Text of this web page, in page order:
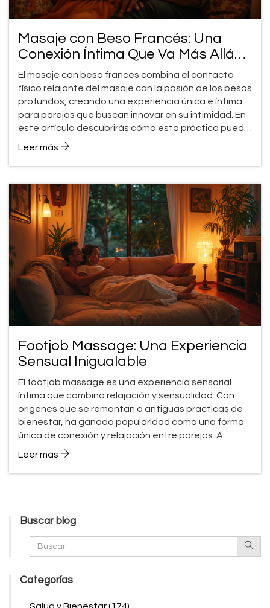
Masaje con Beso Francés: Una
Conexión Íntima Que Va Más Allá
del Placer
El masaje con beso francés combina el contacto
físico relajante del masaje con la pasión de los besos
profundos, creando una experiencia única e íntima
para parejas que buscan innovar en su intimidad. En
este artículo descubrirás cómo esta práctica puede
fortalecer vínculos emocionales, mejorar la
encontrarás datos curiosos, advertencias
experiencia con respeto y seguridad. Además, te
explico quiénes pueden beneficiarse más de este
tipo de masaje y qué errores evitar. Aquí tienes una
guía práctica para que puedas probarlo de forma
consciente y auténtica.
Leer más
Footjob Massage: Una Experiencia
Sensual Inigualable
El footjob massage es una experiencia sensorial
íntima que combina relajación y sensualidad. Con
orígenes que se remontan a antiguas prácticas de
bienestar, ha ganado popularidad como una forma
única de conexión y relajación entre parejas. A
través de técnicas específicas y una comunicación
máximo. Desde recomendaciones para principiantes
rutina de bienestar.
Leer más
Buscar blog
Categorías